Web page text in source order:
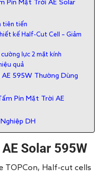
Pin Mặt Trời AE Solar
tiên tiến
kế Half-Cut Cell – Giảm
lực 2 mặt kính
quả
595W Thường Dùng
Pin Mặt Trời AE
DH
Solar 595W
TOPCon, Half-cut cells